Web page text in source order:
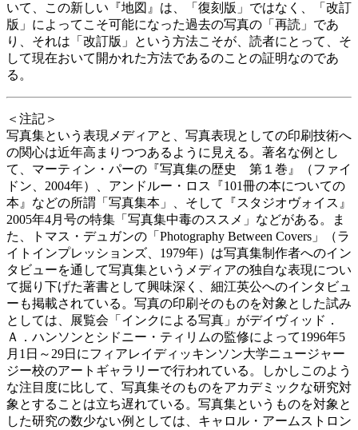
いて、この新しい『地図』は、「復刻版」ではなく、「改訂
版」によってこそ可能になった過去の写真の「再読」であ
り、それは「改訂版」という方法こそが、読者にとって、そ
して現在おいて開かれた方法であるのことの証明なのであ
る。
＜注記＞
写真集という表現メディアと、写真表現としての印刷技術へ
の関心は近年高まりつつあるように見える。著名な例とし
て、マーティン・パーの『写真集の歴史 第１巻』（ファイ
ドン、2004年）、アンドルー・ロス『101冊の本についての
本』などの所謂「写真集本」、そして『スタジオヴォイス』
2005年4月号の特集「写真集中毒のススメ」などがある。ま
た、トマス・デュガンの「Photography Between Covers」（ラ
イトインプレッションズ、1979年）は写真集制作者へのイン
タビューを通して写真集というメディアの独自な表現につい
て掘り下げた著書として興味深く、細江英公へのインタビュ
ーも掲載されている。写真の印刷そのものを対象とした試み
としては、展覧会「インクによる写真」がデイヴィッド．
Ａ．ハンソンとシドニー・ティリムの監修によって1996年5
月1日～29日にフィアレイディッキンソン大学ニュージャー
ジー校のアートギャラリーで行われている。しかしこのよう
な注目度に比して、写真集そのものをアカデミックな研究対
象とすることは立ち遅れている。写真集というものを対象と
した研究の数少ない例としては、キャロル・アームストロン